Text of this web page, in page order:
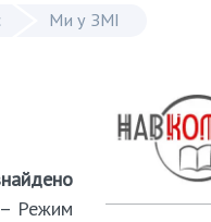
Ми у ЗМІ
Режим